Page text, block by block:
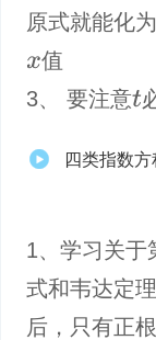
原式就能化为
x 值
3、 要注意t
四类指数方
1、学习关于
式和韦达定
后，只有正根